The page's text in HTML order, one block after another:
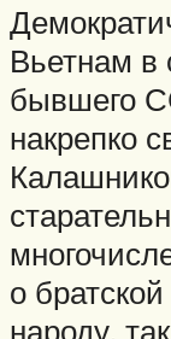
Вьетнам в
бывшего
накрепко
о
народу,